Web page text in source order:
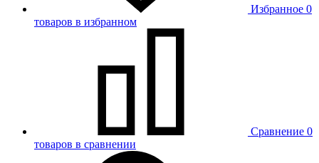
Избранное 0
товаров в избранном
Сравнение 0
товаров в сравнении